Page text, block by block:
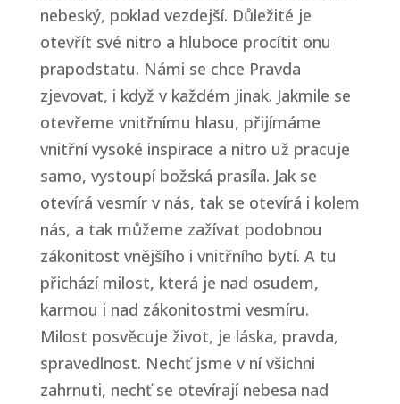
nebeský, poklad vezdejší. Důležité je
otevřít své nitro a hluboce procítit onu
prapodstatu. Námi se chce Pravda
zjevovat, i když v každém jinak. Jakmile se
otevřeme vnitřnímu hlasu, přijímáme
vnitřní vysoké inspirace a nitro už pracuje
samo, vystoupí božská prasíla. Jak se
otevírá vesmír v nás, tak se otevírá i kolem
nás, a tak můžeme zažívat podobnou
zákonitost vnějšího i vnitřního bytí. A tu
přichází milost, která je nad osudem,
karmou i nad zákonitostmi vesmíru.
Milost posvěcuje život, je láska, pravda,
spravedlnost. Nechť jsme v ní všichni
zahrnuti, nechť se otevírají nebesa nad